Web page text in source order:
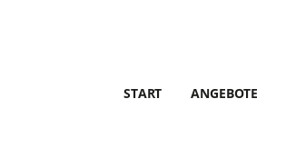
START ANGEBOTE